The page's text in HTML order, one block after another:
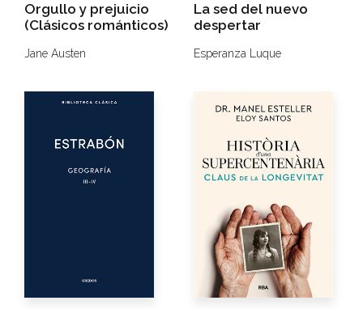
Orgullo y prejuicio
(Clásicos románticos)
Jane Austen
La sed del nuevo
despertar
Esperanza Luque